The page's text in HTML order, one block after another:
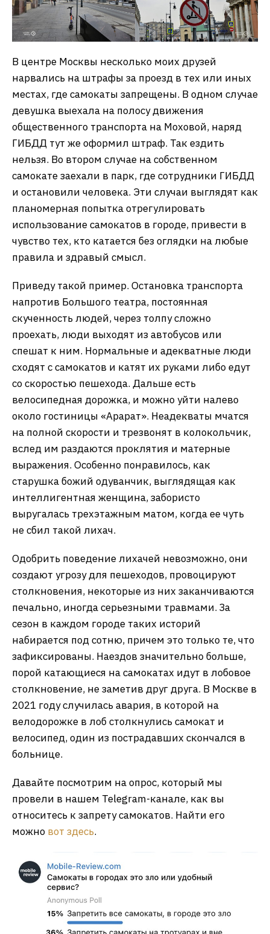
В центре Москвы несколько моих друзей
нарвались на штрафы за проезд в тех или иных
местах, где самокаты запрещены. В одном случае
девушка выехала на полосу движения
общественного транспорта на Моховой, наряд
ГИБДД тут же оформил штраф. Так ездить
нельзя. Во втором случае на собственном
самокате заехали в парк, где сотрудники ГИБДД
и остановили человека. Эти случаи выглядят как
планомерная попытка отрегулировать
использование самокатов в городе, привести в
чувство тех, кто катается без оглядки на любые
правила и здравый смысл.
Приведу такой пример. Остановка транспорта
напротив Большого театра, постоянная
скученность людей, через толпу сложно
проехать, люди выходят из автобусов или
спешат к ним. Нормальные и адекватные люди
сходят с самокатов и катят их руками либо едут
со скоростью пешехода. Дальше есть
велосипедная дорожка, и можно уйти налево
около гостиницы «Арарат». Неадекваты мчатся
на полной скорости и трезвонят в колокольчик,
вслед им раздаются проклятия и матерные
выражения. Особенно понравилось, как
старушка божий одуванчик, выглядящая как
интеллигентная женщина, забористо
выругалась трехэтажным матом, когда ее чуть
не сбил такой лихач.
Одобрить поведение лихачей невозможно, они
создают угрозу для пешеходов, провоцируют
столкновения, некоторые из них заканчиваются
печально, иногда серьезными травмами. За
сезон в каждом городе таких историй
набирается под сотню, причем это только те, что
зафиксированы. Наездов значительно больше,
порой катающиеся на самокатах идут в лобовое
столкновение, не заметив друг друга. В Москве в
2021 году случилась авария, в которой на
велодорожке в лоб столкнулись самокат и
велосипед, один из пострадавших скончался в
больнице.
Давайте посмотрим на опрос, который мы
провели в нашем Telegram-канале, как вы
относитесь к запрету самокатов. Найти его
можно вот здесь.